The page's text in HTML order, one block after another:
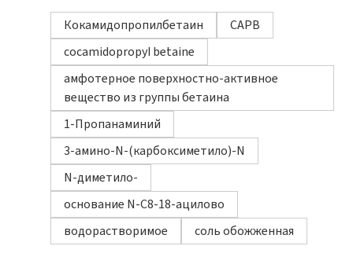
Кокамидопропилбетаин
CAPB
cocamidopropyl betaine
амфотерное поверхностно-активное
вещество из группы бетаина
1-Пропанаминий
3-амино-N-(карбоксиметило)-N
N-диметило-
основание N-C8-18-ацилово
водорастворимое
соль обожженная